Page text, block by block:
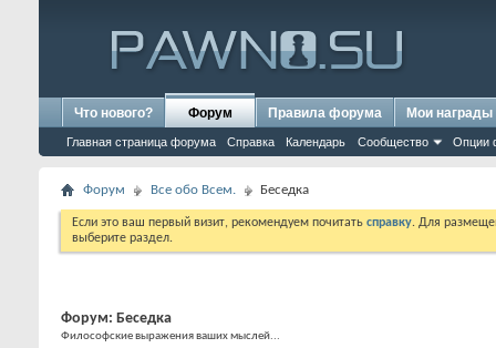
Что нового? Форум
Главная страница форума Справка Календарь Сообщество Опции
Правила форума Мои награды
Форум Все обо Всем. Беседка
Если это ваш первый визит, рекомендуем почитать справку. Для
выберите раздел.
Форум: Беседка
Философские выражения ваших мыслей...